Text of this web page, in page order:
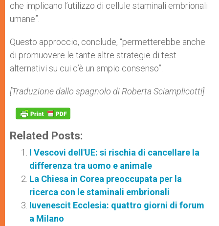
che implicano l’utilizzo di cellule staminali embrionali
umane”.
Questo approccio, conclude, “permetterebbe anche
di promuovere le tante altre strategie di test
alternativi su cui c’è un ampio consenso”.
[Traduzione dallo spagnolo di Roberta Sciamplicotti]
Related Posts:
I Vescovi dell'UE: si rischia di cancellare la
differenza tra uomo e animale
La Chiesa in Corea preoccupata per la
ricerca con le staminali embrionali
Iuvenescit Ecclesia: quattro giorni di forum
a Milano